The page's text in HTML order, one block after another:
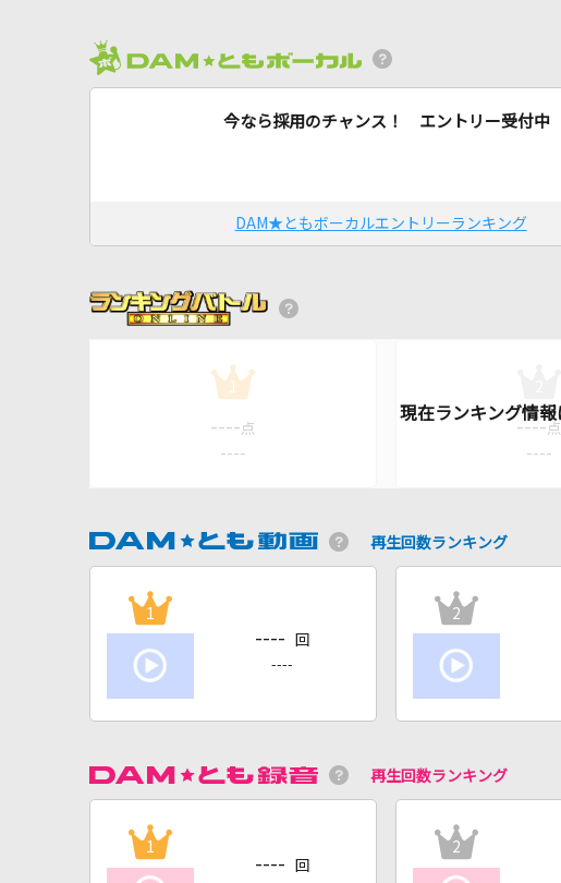
今なら採用のチャンス！ エントリー受付中
DAM★ともボーカルエントリーランキング
1
---- 点
----
---- 点
----
再生回数ランキング
1
---- 回
----
2
再生回数ランキング
1
---- 回
2